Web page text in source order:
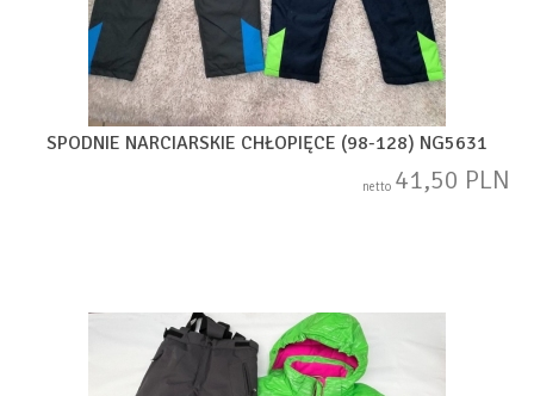
SPODNIE NARCIARSKIE CHŁOPIĘCE (98-128) NG5631
netto 41,50 PLN